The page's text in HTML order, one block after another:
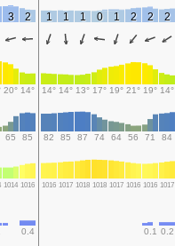
3 2 1 1 1 0 1 2 2 2
20° 14° 14° 14° 13° 17° 19° 21° 19° 14°
65 85 82 85 87 74 64 56 71 84
1014 1016 1016 1017 1018 1018 1017 1016 1016 1017
0.4 0.1 0.2